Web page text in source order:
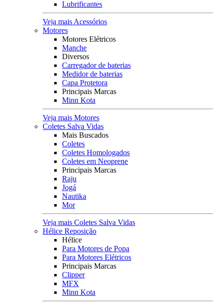
Lubrificantes
Veja mais Acessórios
Motores
Motores Elétricos
Manche
Diversos
Carregador de baterias
Medidor de baterias
Capa Protetora
Principais Marcas
Minn Kota
Veja mais Motores
Coletes Salva Vidas
Mais Buscados
Coletes
Coletes Homologados
Coletes em Neoprene
Principais Marcas
Raju
Jogá
Nautika
Mor
Veja mais Coletes Salva Vidas
Hélice Reposição
Hélice
Para Motores de Popa
Para Motores Elétricos
Principais Marcas
Clipper
MFX
Minn Kota